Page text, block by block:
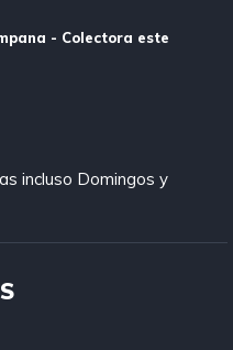
- Colectora este
incluso Domingos y